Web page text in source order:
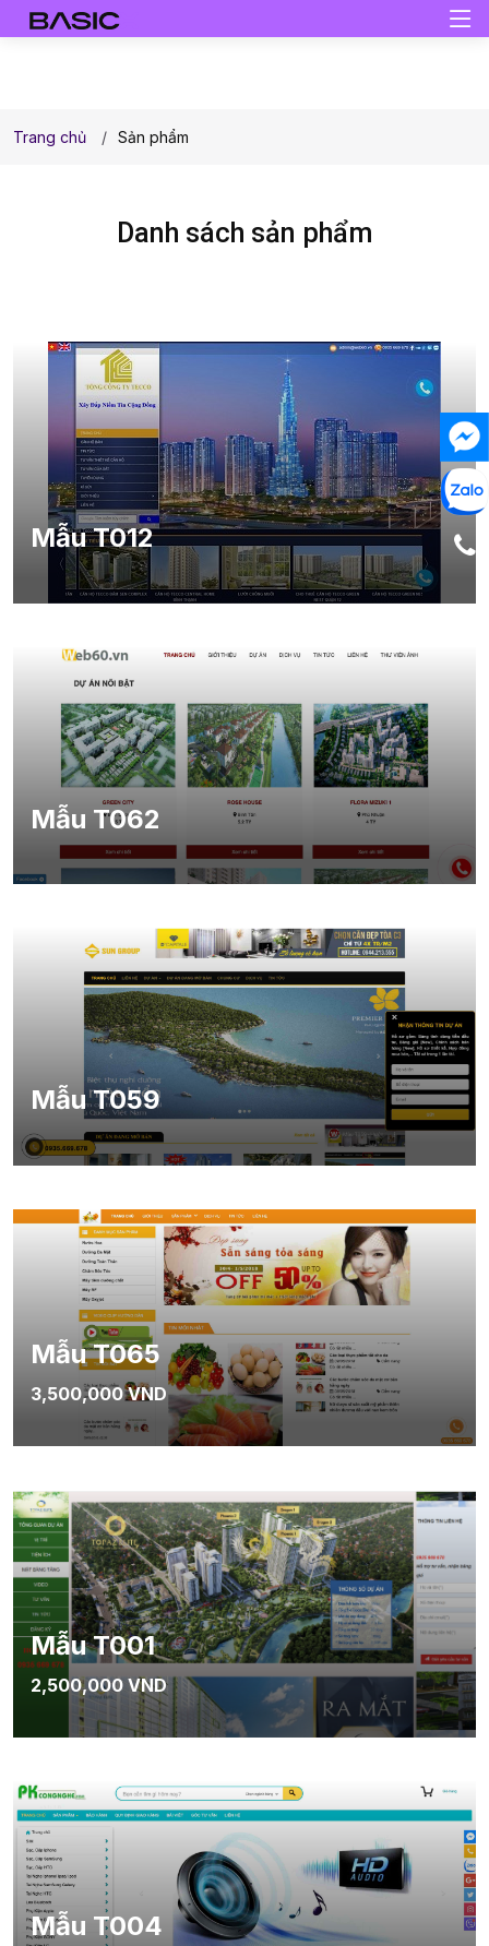
Trang chủ Sản phẩm
Danh sách sản phẩm
Mẫu T012
Mẫu T062
Mẫu T059
Mẫu T065
3,500,000 VND
Mẫu T001
2,500,000 VND
Mẫu T004